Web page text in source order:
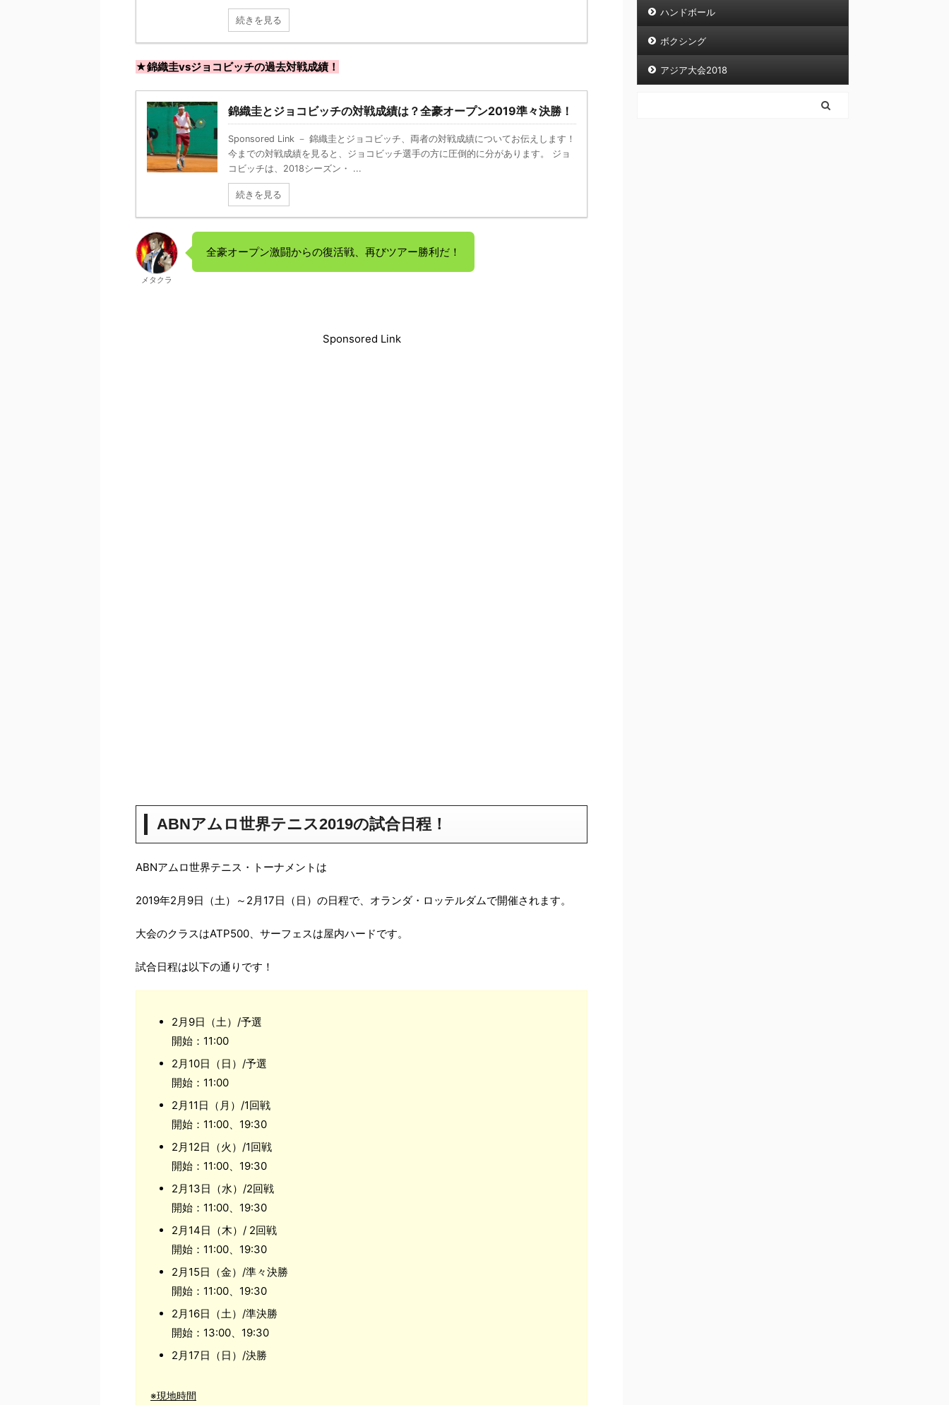
続きを見る
★錦織圭vsジョコビッチの過去対戦成績！
錦織圭とジョコビッチの対戦成績は？全豪オープン2019準々決勝！
Sponsored Link － 錦織圭とジョコビッチ、両者の対戦成績についてお伝えします！
今までの対戦成績を見ると、ジョコビッチ選手の方に圧倒的に分があります。 ジョ
コビッチは、2018シーズン・ ...
続きを見る
メタクラ
全豪オープン激闘からの復活戦、再びツアー勝利だ！
Sponsored Link
ABNアムロ世界テニス2019の試合日程！
ABNアムロ世界テニス・トーナメントは
2019年2月9日（土）～2月17日（日）の日程で、オランダ・ロッテルダムで開催されます。
大会のクラスはATP500、サーフェスは屋内ハードです。
試合日程は以下の通りです！
2月9日（土）/予選
開始：11:00
2月10日（日）/予選
開始：11:00
2月11日（月）/1回戦
開始：11:00、19:30
2月12日（火）/1回戦
開始：11:00、19:30
2月13日（水）/2回戦
開始：11:00、19:30
2月14日（木）/ 2回戦
開始：11:00、19:30
2月15日（金）/準々決勝
開始：11:00、19:30
2月16日（土）/準決勝
開始：13:00、19:30
2月17日（日）/決勝
※現地時間
ハンドボール
ボクシング
アジア大会2018